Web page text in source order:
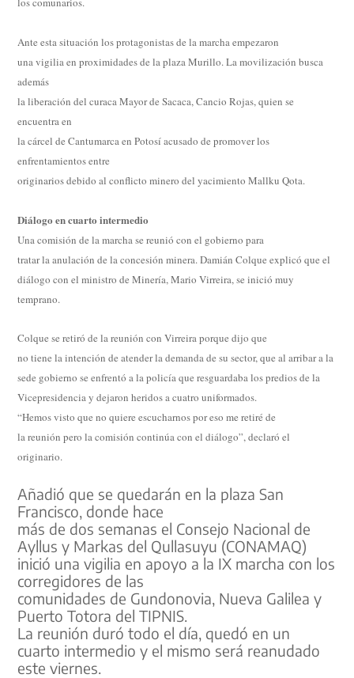
Ante esta situación los protagonistas de la marcha empezaron
una vigilia en proximidades de la plaza Murillo. La movilización busca
además
la liberación del curaca Mayor de Sacaca, Cancio Rojas, quien se
encuentra en
la cárcel de Cantumarca en Potosí acusado de promover los
enfrentamientos entre
originarios debido al conflicto minero del yacimiento Mallku Qota.
Diálogo en cuarto intermedio
Una comisión de la marcha se reunió con el gobierno para
tratar la anulación de la concesión minera. Damián Colque explicó que el
diálogo con el ministro de Minería, Mario Virreira, se inició muy
temprano.
Colque se retiró de la reunión con Virreira porque dijo que
no tiene la intención de atender la demanda de su sector, que al arribar a la
sede gobierno se enfrentó a la policía que resguardaba los predios de la
Vicepresidencia y dejaron heridos a cuatro uniformados.
“Hemos visto que no quiere escucharnos por eso me retiré de
la reunión pero la comisión continúa con el diálogo”, declaró el
originario.
Añadió que se quedarán en la plaza San
Francisco, donde hace
más de dos semanas el Consejo Nacional de
Ayllus y Markas del Qullasuyu (CONAMAQ)
inició una vigilia en apoyo a la IX marcha con los
corregidores de las
comunidades de Gundonovia, Nueva Galilea y
Puerto Totora del TIPNIS.
La reunión duró todo el día, quedó en un
cuarto intermedio y el mismo será reanudado
este viernes.